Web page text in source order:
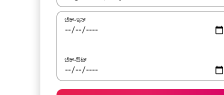
ಚೆಕ್-ಇನ್
ಚೆಕ್-ಔಟ್